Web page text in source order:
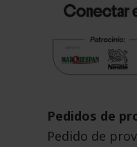
Pedidos de
Pedido de